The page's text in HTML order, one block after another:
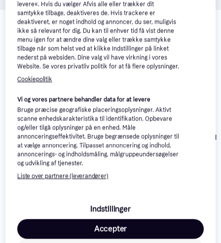
Relaterede produkter
Se vores forslag til andre produkter, der matcher dine
interesser. Vis alle
Trek Madone SL 6
Gen 8 ML Racercykel
35.999 kr.
Scott Addict 10 Force
AXS Road Bike - Grey
39.999 kr.
Racercykel
Læs om produktet
er 64.999 kr.
pris lige nu blandt 2 butikker.
Sammenlign:
levere«. Hvis du vælger Afvis alle eller trækker dit
samtykke tilbage, deaktiveres de. Hvis trackere er
deaktiveret, er noget indhold og annoncer, du ser, muligvis
ikke så relevant for dig. Du kan til enhver tid få vist denne
menu igen for at ændre dine valg eller trække samtykke
tilbage når som helst ved at klikke Indstillinger på linket
nederst på websiden. Dine valg vil have virkning i vores
Website. Se vores privatliv politik for at få flere oplysninger.
Cookiepolitik
Vi og vores partnere behandler data for at levere
Bruge præcise geografiske placeringsoplysninger. Aktivt
scanne enhedskarakteristika til identifikation. Opbevare
og/eller tilgå oplysninger på en enhed. Måle
annonceringseffektivitet. Bruge begrænsede oplysninger til
at vælge annoncering. Tilpasset annoncering og indhold,
annoncerings- og indholdsmåling, målgruppeundersøgelser
og udvikling af tjenester.
Liste over partnere (leverandører)
Indstillinger
Accepter